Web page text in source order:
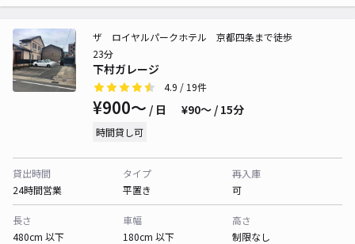
下村ガレージ
ザ ロイヤルパークホテル 京都四条まで徒歩
23分
4.9 / 19件
¥900〜 / 日 ¥90〜 / 15分
時間貸し可
貸出時間
24時間営業
タイプ
平置き
再入庫
可
長さ
480cm 以下
車幅
180cm 以下
高さ
制限なし